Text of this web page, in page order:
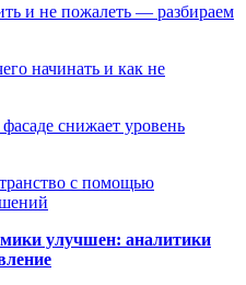
и не пожалеть — разбираем
начинать и как не
снижает уровень
с помощью
улучшен: аналитики